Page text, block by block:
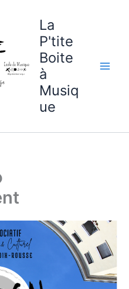
La
P'tite
Boite
à
Musiq
ue